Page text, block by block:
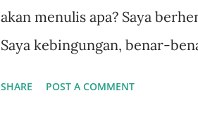
yang terbit di Solo. Ia segera
momen ketika beberapa
akan menulis apa? Saya
Saya kebingungan, benar-
SHARE POST A COMMENT